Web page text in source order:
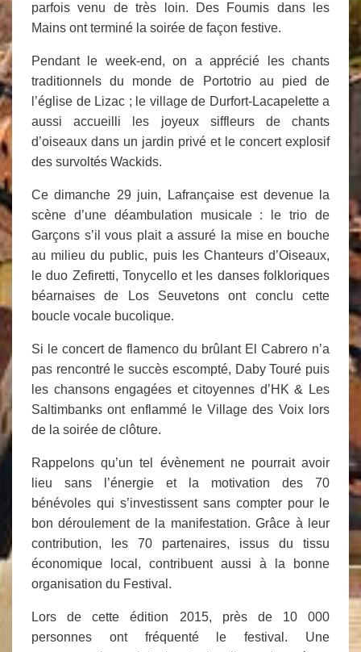
parfois venu de très loin. Des Foumis dans les
Mains ont terminé la soirée de façon festive.
Pendant le week-end, on a apprécié les chants
traditionnels du monde de Portotrio au pied de
l’église de Lizac ; le village de Durfort-Lacapelette a
aussi accueilli les joyeux siffleurs de chants
d’oiseaux dans un jardin privé et le concert explosif
des survoltés Wackids.
Ce dimanche 29 juin, Lafrançaise est devenue la
scène d’une déambulation musicale : le trio de
Garçons s’il vous plait a assuré la mise en bouche
au milieu du public, puis les Chanteurs d’Oiseaux,
le duo Zefiretti, Tonycello et les dansesfolkloriques
béarnaises de Los Seuvetons ont conclu cette
boucle vocale bucolique.
Si le concert de flamenco du brûlant El Cabrero n’a
pas rencontré le succès escompté, Daby Touré puis
les chansons engagées et citoyennes d’HK & Les
Saltimbanks ont enflammé le Village des Voix lors
de la soirée de clôture.
Rappelons qu’un tel évènement ne pourrait avoir
lieu sans l’énergie et la motivation des 70
bénévoles qui s’investissent sans compter pour le
bon déroulement de la manifestation. Grâce à leur
contribution, les 70 partenaires, issus du tissu
économique local, contribuent aussi à la bonne
organisation du Festival.
Lors de cette édition 2015, prèsde 10 000
personnes ont fréquenté le festival. Une